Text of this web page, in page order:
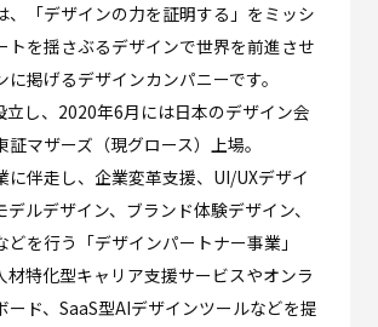
、「デザインの力を証明する」をミッシ
トを揺さぶるデザインで世界を前進させ
掲げるデザインカンパニーです。
立し、2020年6月には日本のデザイン会
マザーズ（現グロース）上場。
に伴走し、企業変革支援、UI/UXデザイ
デルデザイン、ブランド体験デザイン、
を行う「デザインパートナー事業」
材特化型キャリア支援サービスやオンラ
ード、SaaS型AIデザインツールなどを提